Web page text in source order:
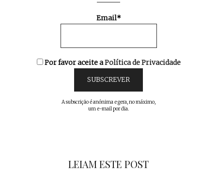
Email*
Por favor aceite aPolítica de Privacidade
A subscrição é anónima e gera, no máximo,
um e-mail por dia.
LEIAM ESTE POST